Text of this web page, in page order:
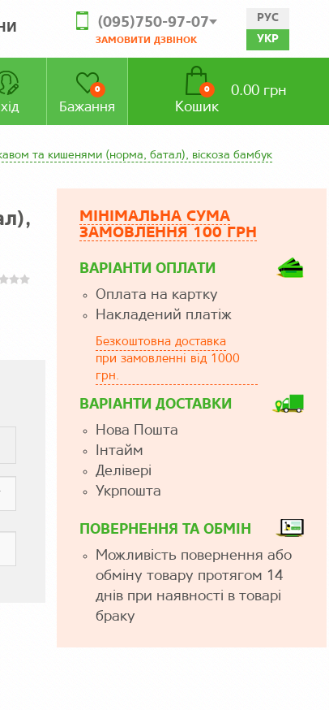
(095)750-97-07
ЗАМОВИТИ ДЗВІНОК
РУС
УКР
Бажання
0
Кошик
0 0.00 грн
та кишенями (норма, батал), віскоза бамбук
МІНІМАЛЬНА СУМА
ЗАМОВЛЕННЯ 100 ГРН
ВАРІАНТИ ОПЛАТИ
Оплата на картку
Накладений платіж
Безкоштовна доставка
при замовленні від 1000
грн.
ВАРІАНТИ ДОСТАВКИ
Нова Пошта
Інтайм
Делівері
Укрпошта
ПОВЕРНЕННЯ ТА ОБМІН
Можливість повернення або
обміну товару протягом 14
днів при наявності в товарі
браку